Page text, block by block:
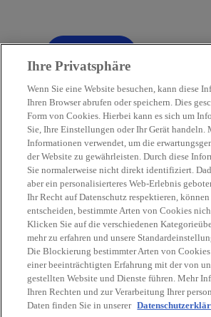
Kontakt
Aktuelles
Karriere
w
i
r
d
w
i
r
d
w
i
r
d
Rechtliche HinweiseDatenschutz
Ihre Privatsphäre
Wenn Sie eine Website besuchen, kann diese
Ihren Browser abrufen oder speichern. Dies
Form von Cookies. Hierbei kann es sich um
Sie, Ihre Einstellungen oder Ihr Gerät handeln.
Informationen verwendet, um die
der Website zu gewährleisten. Durch diese
Sie normalerweise nicht direkt identifiziert.
aber ein personalisierteres Web-Erlebnis
Ihr Recht auf Datenschutz respektieren, können
entscheiden, bestimmte Arten von Cookies
Klicken Sie auf die verschiedenen
mehr zu erfahren und unsere
Die Blockierung bestimmter Arten von
einer beeinträchtigten Erfahrung mit der von
gestellten Website und Dienste führen. Mehr
Ihren Rechten und zur Verarbeitung Ihrer
Daten finden Sie in unserer